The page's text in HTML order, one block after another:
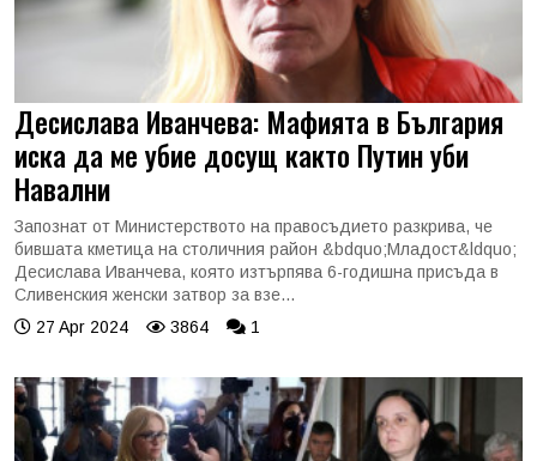
Десислава Иванчева: Мафията в България
иска да ме убие досущ както Путин уби
Навални
Запознат от Министерството на правосъдието разкрива, че
бившата кметица на столичния район &bdquo;Младост&ldquo;
Десислава Иванчева, която изтърпява 6-годишна присъда в
Сливенския женски затвор за взе...
27 Apr 2024
3864 1